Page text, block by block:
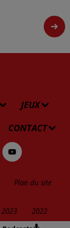
JEUX
CONTACT
Plan du site
2023 2022